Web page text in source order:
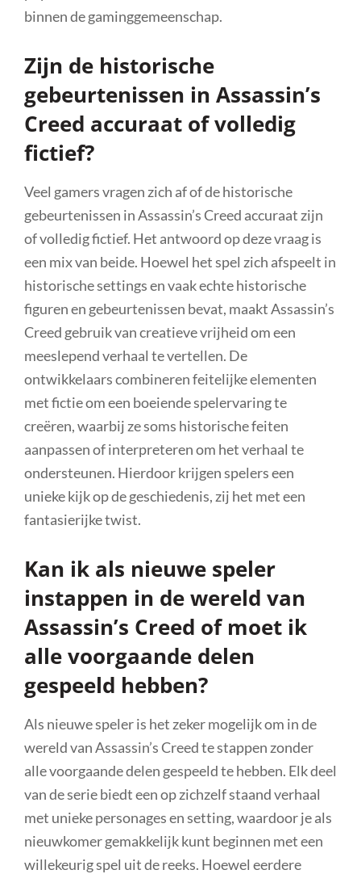
binnen de gaminggemeenschap.
Zijn de historische
gebeurtenissen in Assassin’s
Creed accuraat of volledig
fictief?
Veel gamers vragen zich af of de historische
gebeurtenissen in Assassin’s Creed accuraat zijn
of volledig fictief. Het antwoord op deze vraag is
een mix van beide. Hoewel het spel zich afspeelt in
historische settings en vaak echte historische
figuren en gebeurtenissen bevat, maakt Assassin’s
Creed gebruik van creatieve vrijheid om een
meeslepend verhaal te vertellen. De
ontwikkelaars combineren feitelijke elementen
met fictie om een boeiende spelervaring te
creëren, waarbij ze soms historische feiten
aanpassen of interpreteren om het verhaal te
ondersteunen. Hierdoor krijgen spelers een
unieke kijk op de geschiedenis, zij het met een
fantasierijke twist.
Kan ik als nieuwe speler
instappen in de wereld van
Assassin’s Creed of moet ik
alle voorgaande delen
gespeeld hebben?
Als nieuwe speler is het zeker mogelijk om in de
wereld van Assassin’s Creed te stappen zonder
alle voorgaande delen gespeeld te hebben. Elk deel
van de serie biedt een op zichzelf staand verhaal
met unieke personages en setting, waardoor je als
nieuwkomer gemakkelijk kunt beginnen met een
willekeurig spel uit de reeks. Hoewel eerdere